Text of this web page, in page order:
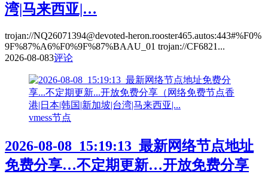
湾|马来西亚|…
trojan://NQ26071394@devoted-heron.rooster465.autos:443#%F0%
9F%87%A6%F0%9F%87%BAAU_01 trojan://CF6821...
2026-08-083评论
vmess节点
2026-08-08_15:19:13_最新网络节点地址
免费分享…不定期更新…开放免费分享